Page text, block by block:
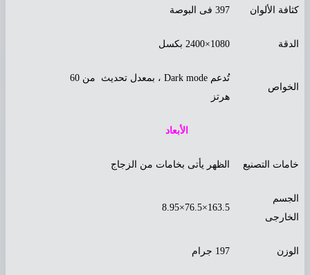
الألوان 397 فى البوصة
1080×2400 بكسل
تُدعم Dark mode ، بمعدل تحديث من 60
هرتز
الأبعاد
التصنيع الظهر يأتى بخامات من الزجاج
163.5×76.5×8.95
197 جرام